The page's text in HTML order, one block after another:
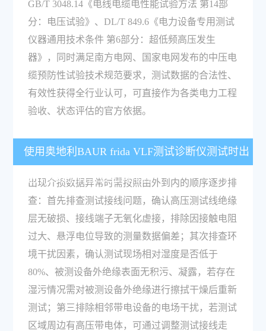
GB/T 3048.14《电线电缆电性能试验方法 第14部
分：电压试验》、DL/T 849.6《电力设备专用测试
仪器通用技术条件 第6部分：超低频高压发生
器》，同时满足南方电网、国家电网发布的中压电
缆预防性试验技术规范要求，测试数据的合法性、
有效性获得全行业认可，可直接作为各类电力工程
验收、状态评估的官方依据。
使用奥地利BAUR frida VLF测试诊断仪测试时出
现介损数据异常该如何排查？
出现介损数据异常时需按照由外到内的顺序逐步排
查：首先排查测试接线问题，确认高压测试线绝缘
层无破损、接线端子无氧化虚接，排除因接触电阻
过大、悬浮电位导致的测量数据偏差；其次排查环
境干扰因素，确认测试现场相对湿度是否低于
80%、被测设备外绝缘表面无积污、凝露，若存在
湿污情况需对被测设备外绝缘进行擦拭干燥后重新
测试；第三排除相邻带电设备的电场干扰，若测试
区域周边有高压带电体，可通过调整测试接线走